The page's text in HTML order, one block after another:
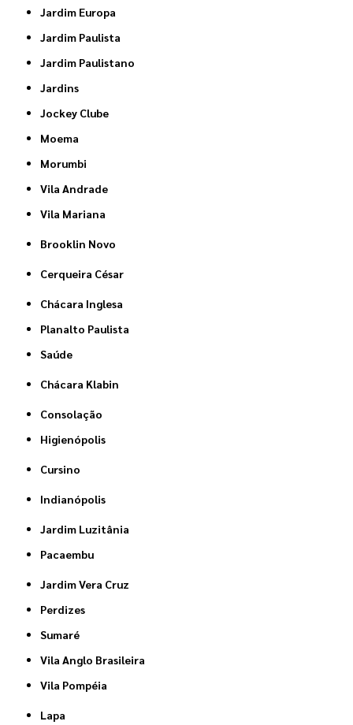
Jardim Europa
Jardim Paulista
Jardim Paulistano
Jardins
Jockey Clube
Moema
Morumbi
Vila Andrade
Vila Mariana
Brooklin Novo
Cerqueira César
Chácara Inglesa
Planalto Paulista
Saúde
Chácara Klabin
Consolação
Higienópolis
Cursino
Indianópolis
Jardim Luzitânia
Pacaembu
Jardim Vera Cruz
Perdizes
Sumaré
Vila Anglo Brasileira
Vila Pompéia
Lapa